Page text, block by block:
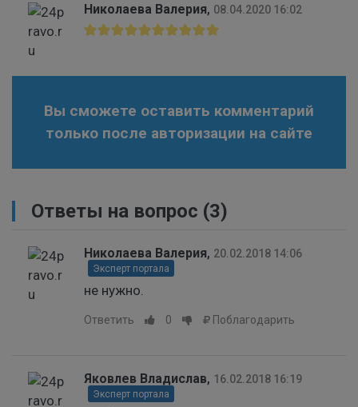
Николаева Валерия, 08.04.2020 16:02
Вы сможете оставить комментарий
только после авторизации на сайте
Ответы на вопрос (3)
Николаева Валерия, 20.02.2018 14:06
Эксперт портала
не нужно.
Ответить 0 Поблагодарить
Яковлев Владислав, 16.02.2018 16:19
Эксперт портала